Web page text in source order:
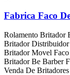
Fabrica Faco
Rolamento Britador
Britador Distribuidor
Britador Movel
Britador Be Barber
Venda De